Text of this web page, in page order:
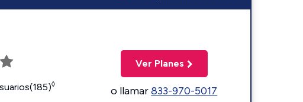
◊
Ver Planes
o llamar833-970-5017